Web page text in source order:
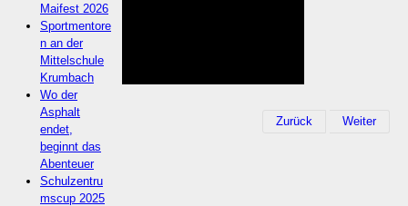
Maifest 2026
Sportmentore
n an der
Mittelschule
Krumbach
Wo der
Asphalt
endet,
beginnt das
Abenteuer
Schulzentru
mscup 2025
Zurück Weiter